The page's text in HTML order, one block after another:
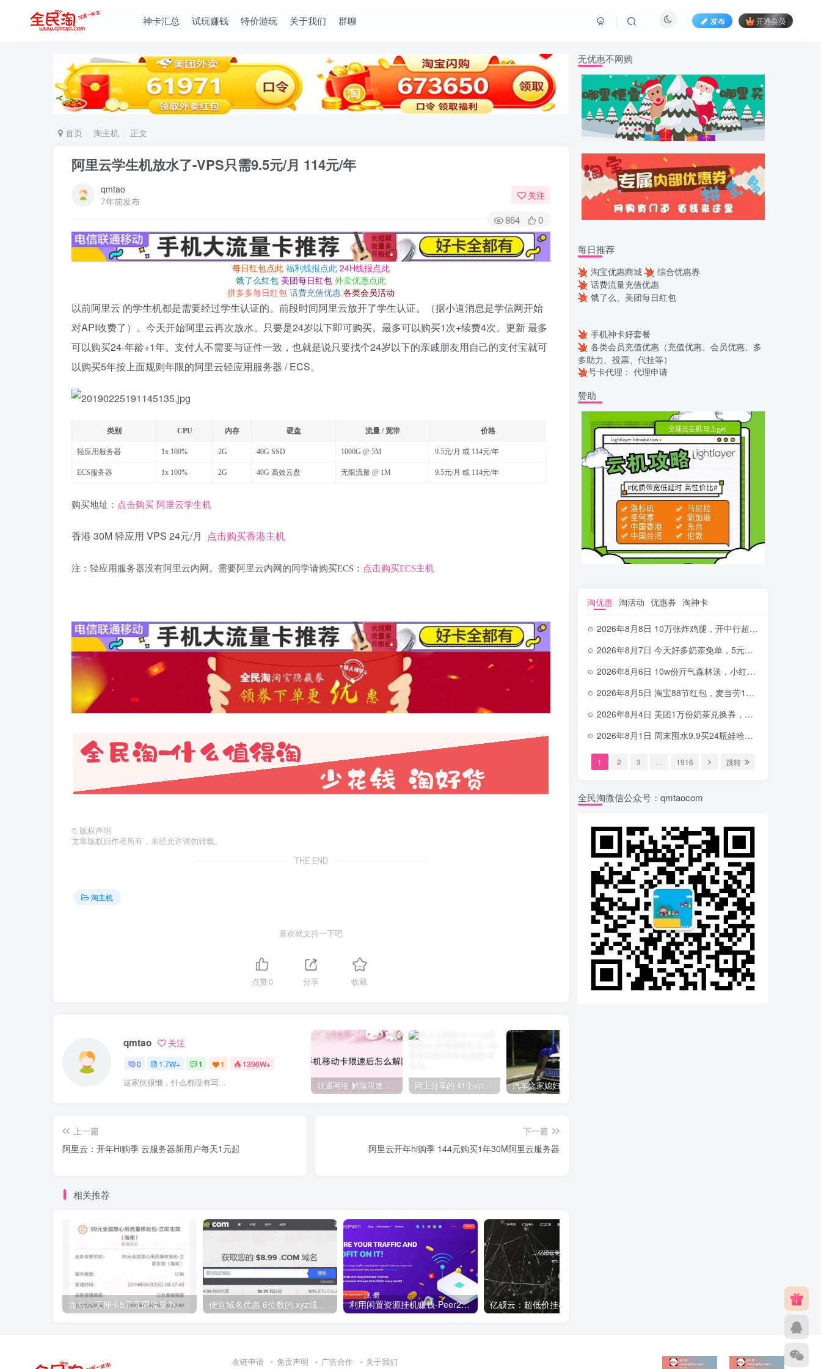
神卡汇总 试玩赚钱 特价游玩 关于我们 群聊 发布 开通会员
首页 淘主机 正文
阿里云学生机放水了-VPS只需9.5元/月 114元/年
qmtao
7年前发布
关注
864 0
每日红包点此 福利线报点此 24H线报点此
饿了么红包 美团每日红包 外卖优惠点此
拼多多每日红包 话费充值优惠 各类会员活动
以前阿里云 的学生机都是需要经过学生认证的。前段时间阿里云放开了学生认证。（据小道消息是学信网开始
对API收费了）。今天开始阿里云再次放水。只要是24岁以下即可购买。最多可以购买1次+续费4次。更新 最多
可以购买24-年龄+1年。支付人不需要与证件一致，也就是说只要找个24岁以下的亲戚朋友用自己的支付宝就可
以购买5年按上面规则年限的阿里云轻应用服务器 / ECS。
类别 CPU 内存 硬盘 流量 / 宽带 价格
轻应用服务器 1x 100% 2G 40G SSD 1000G @ 5M 9.5元/月 或 114元/年
ECS服务器 1x 100% 2G 40G 高效云盘 无限流量 @ 1M 9.5元/月 或 114元/年
购买地址： 点击购买 阿里云学生机
香港 30M 轻应用 VPS 24元/月 点击购买香港主机
注：轻应用服务器没有阿里云内网。需要阿里云内网的同学请购买ECS： 点击购买ECS主机
© 版权声明
文章版权归作者所有，未经允许请勿转载。
THE END
淘主机
喜欢就支持一下吧
点赞0 分享 收藏
qmtao 关注
0 1.7W+ 1 1 1396W+
这家伙很懒，什么都没有写... 联通网络 解除限速方法参考！畅享、畅玩、老白干等及其它地区自测了 网上分享的 41个vip解析接口 有需要的拿去~ 免费看全网VIP会员视频
上一篇
阿里云：开年Hi购季 云服务器新用户每天1元起
下一篇
阿里云开年hi购季 144元购买1年30M阿里云服务器
相关推荐
海南小天神卡5元无限流量办理的方法，5元流量不限量自行车来了 便宜域名优惠 6位数的.xyz域名 注册10年 仅需5.89美元折33元！ 利用闲置资源挂机赚钱-Peer2Profit ，支持windows,linux,Android多平台
无优惠不网购
每日推荐
淘宝优惠商城
综合优惠券
话费流量充值优惠
饿了么、美团每日红包
手机神卡好套餐
各类会员充值优惠（充值优惠、会员优惠、多
多助力、投票、代挂等）
号卡代理： 代理申请
赞助
淘优惠 淘活动 优惠券 淘神卡
2026年8月8日 10万张炸鸡腿，开中行超给利，美团奶茶0.01，加油券，千问1.8~18.8体验金等
2026年8月7日 今天好多奶茶免单，5元农行省钱卡，京东抢0.01沪上，邮储5.88元等
2026年8月6日 10w份亓气森林送，小红书12元无门槛，中行电费30-10，0元柠檬水+0撸汉堡等
2026年8月5日 淘宝88节红包，麦当劳150万份柠檬水，三万份瑞幸免单，霸王9万份0.01券等
2026年8月4日 美团1万份奶茶兑换券，农行5E卡，中行支付超给利，美团领18个冰激凌，小米每天领2-6元等等
2026年8月1日 周末囤水9.9买24瓶娃哈哈，建行100元京东券，移动5元话费，麦当劳甜筒，交行立减金等
1 2 3 1916 跳转
全民淘微信公众号：qmtaocom
友链申请 免责声明 广告合作 关于我们